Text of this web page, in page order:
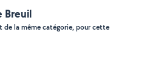
Breuil
de la même catégorie, pour cette